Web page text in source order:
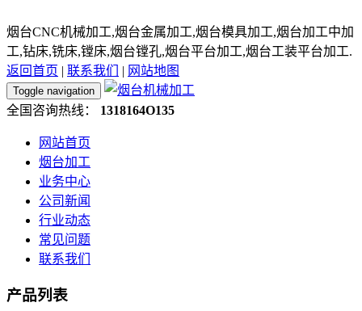
烟台CNC机械加工,烟台金属加工,烟台模具加工,烟台加工中加
工,钻床,铣床,镗床,烟台镗孔,烟台平台加工,烟台工装平台加工.
返回首页 | 联系我们 | 网站地图
Toggle navigation
全国咨询热线： 1318164O135
网站首页
烟台加工
业务中心
公司新闻
行业动态
常见问题
联系我们
产品列表